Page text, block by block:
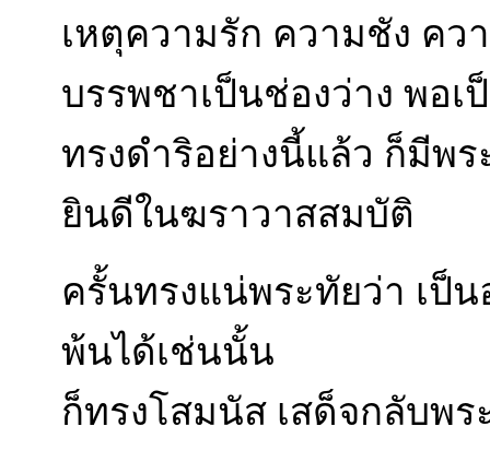
เหตุความรัก ความชัง คว
บรรพชาเป็นช่องว่าง พอ
ทรงดำริอย่างนี้แล้ว ก็มีพ
ยินดีในฆราวาสสมบัติ
ครั้นทรงแน่พระทัยว่า เป็น
พ้นได้เช่นนั้น
ก็ทรงโสมนัส เสด็จกลับพร